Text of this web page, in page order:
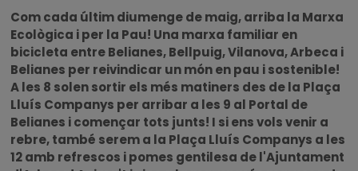
Com cada últim diumenge de maig, arriba la Marxa
Ecològica i per la Pau! Una marxa familiar en
bicicleta entre Belianes, Bellpuig, Vilanova, Arbeca i
Belianes per reivindicar un món en pau i sostenible!
A les 8 solen sortir els més matiners des de la Plaça
Lluís Companys per arribar a les 9 al Portal de
Belianes i començar tots junts! I si ens vols venir a
rebre, també serem a la Plaça Lluís Companys a les
12 amb refrescos i pomes gentilesa de l'Ajuntament